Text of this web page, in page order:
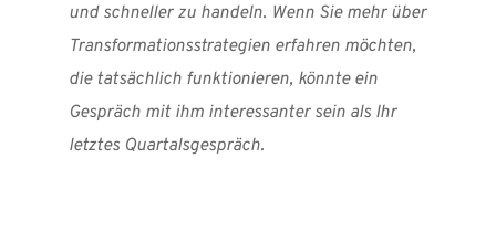
und schneller zu handeln. Wenn Sie mehr über
Transformationsstrategien erfahren möchten,
die tatsächlich funktionieren, könnte ein
Gespräch mit ihm interessanter sein als Ihr
letztes Quartalsgespräch.